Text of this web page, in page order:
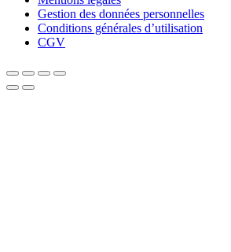
Gestion des données personnelles
Conditions générales d’utilisation
CGV